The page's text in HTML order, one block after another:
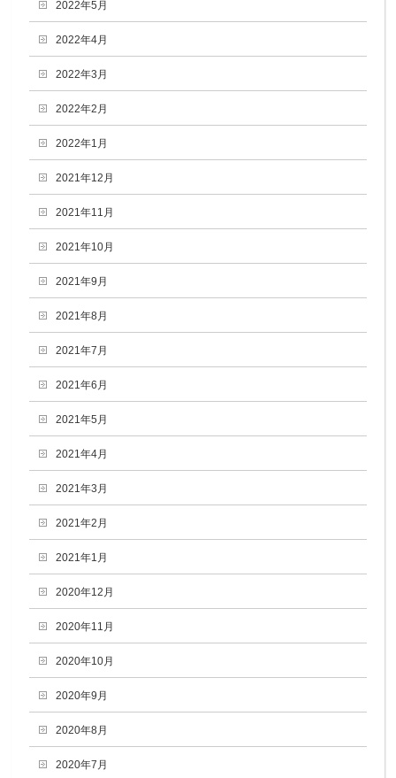
2022年5月
2022年4月
2022年3月
2022年2月
2022年1月
2021年12月
2021年11月
2021年10月
2021年9月
2021年8月
2021年7月
2021年6月
2021年5月
2021年4月
2021年3月
2021年2月
2021年1月
2020年12月
2020年11月
2020年10月
2020年9月
2020年8月
2020年7月